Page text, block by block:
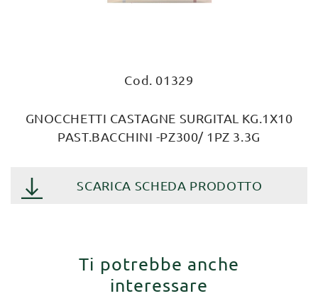
Cod. 01329
GNOCCHETTI CASTAGNE SURGITAL KG.1X10
PAST.BACCHINI -PZ300/ 1PZ 3.3G
SCARICA SCHEDA PRODOTTO
Ti potrebbe anche
interessare